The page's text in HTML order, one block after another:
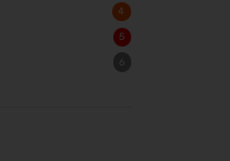
4
5